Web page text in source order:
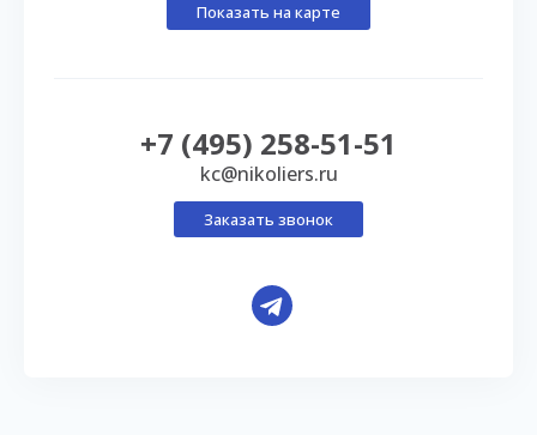
Показать на карте
+7 (495) 258-51-51
kc@nikoliers.ru
Заказать звонок